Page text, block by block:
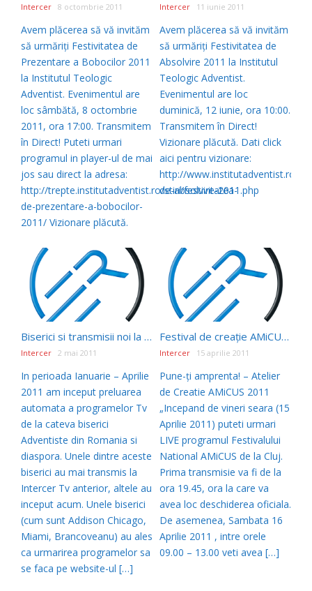
Intercer 8 octombrie 2011
Avem plăcerea să vă invităm
să urmăriți Festivitatea de
Prezentare a Bobocilor 2011
la Institutul Teologic
Adventist. Evenimentul are
loc sâmbătă, 8 octombrie
2011, ora 17:00. Transmitem
în Direct! Puteti urmari
programul in player-ul de mai
jos sau direct la adresa:
http://trepte.institutadventist.ro/stiri/festivitatea-
de-prezentare-a-bobocilor-
2011/ Vizionare plăcută.
Intercer 11 iunie 2011
Avem plăcerea să vă invităm
să urmăriți Festivitatea de
Absolvire 2011 la Institutul
Teologic Adventist.
Evenimentul are loc
duminică, 12 iunie, ora 10:00.
Transmitem în Direct!
Vizionare plăcută. Dati click
aici pentru vizionare:
http://www.institutadventist.ro/
de-absolvire-2011.php
Biserici si transmisii noi la Intercer Tv – Mai 2011
Intercer 2 mai 2011
In perioada Ianuarie – Aprilie
2011 am inceput preluarea
automata a programelor Tv
de la cateva biserici
Adventiste din Romania si
diaspora. Unele dintre aceste
biserici au mai transmis la
Intercer Tv anterior, altele au
inceput acum. Unele biserici
(cum sunt Addison Chicago,
Miami, Brancoveanu) au ales
ca urmarirea programelor sa
se faca pe website-ul […]
Festival de creație AMiCUS – Cluj Napoca, 15-17 aprilie 2011
Intercer 15 aprilie 2011
Pune-ți amprenta! – Atelier
de Creatie AMiCUS 2011
„Incepand de vineri seara (15
Aprilie 2011) puteti urmari
LIVE programul Festivalului
National AMiCUS de la Cluj.
Prima transmisie va fi de la
ora 19.45, ora la care va
avea loc deschiderea oficiala.
De asemenea, Sambata 16
Aprilie 2011 , intre orele
09.00 – 13.00 veti avea […]